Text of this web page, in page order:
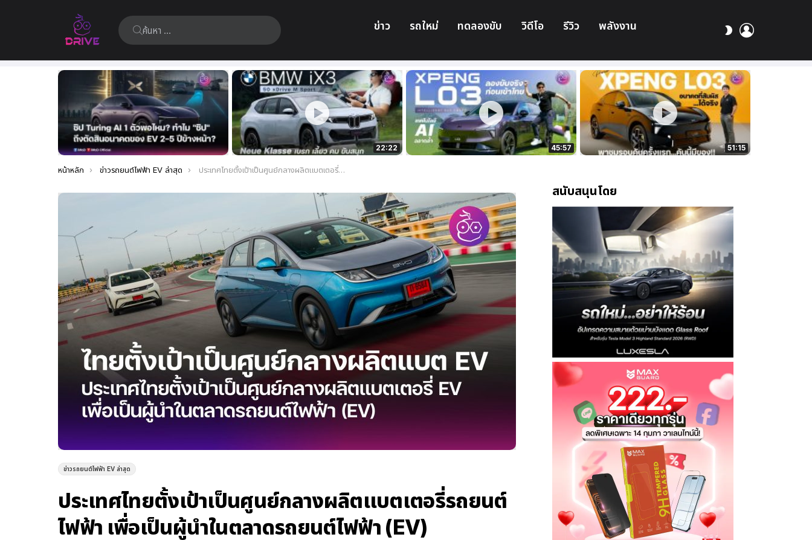
ค้นหา: ข่าว รถใหม่ ทดลองขับ วิดีโอ รีวิว พลังงาน
สลับ
เรื่อง
ล่าสุด
22:22 45:57 51:15
คุณอยู่ที่นี่:
หน้าหลัก ข่าวรถยนต์ไฟฟ้า EV ล่าสุด ประเทศไทยตั้งเป้าเป็นศูนย์กลางผลิตแบตเตอรี่รถยนต์ไฟฟ้า เพื่อเป็นผู้นำในตลาดรถยนต์ไฟฟ้า (EV)
ข่าวรถยนต์ไฟฟ้า EV ล่าสุด
ประเทศไทยตั้งเป้าเป็นศูนย์กลางผลิตแบตเตอรี่รถยนต์
ไฟฟ้า เพื่อเป็นผู้นำในตลาดรถยนต์ไฟฟ้า (EV)
สนับสนุนโดย